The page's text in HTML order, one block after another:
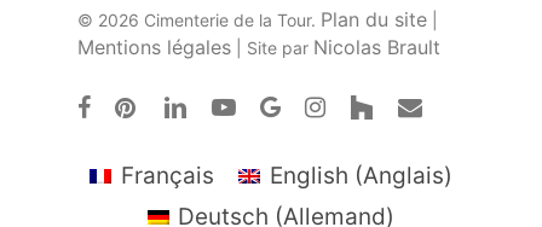
© 2026 Cimenterie de la Tour. Plan du site
Mentions légales | Site par Nicolas Brault
facebookpinterestlinkedinyoutubegoogle-instagramhouzzemail
Français English (Anglais)
Deutsch (Allemand)